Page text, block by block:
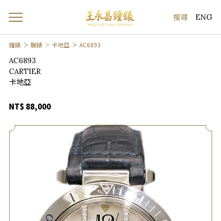
ENG
鐘錶 腕錶 卡地亞 AC6893
AC6893
CARTIER
卡地亞
NT$ 88,000